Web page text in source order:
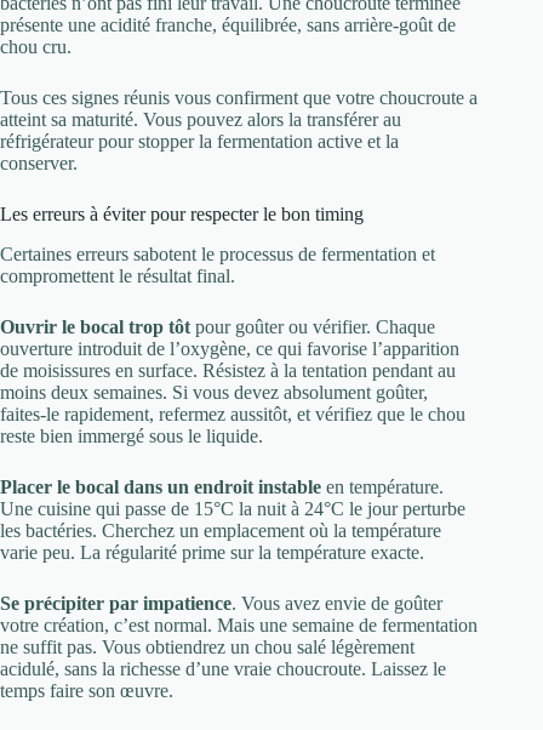
présente une acidité franche, équilibrée, sans arrière-goût de
chou cru.
Tous ces signes réunis vous confirment que votre choucroute a
atteint sa maturité. Vous pouvez alors la transférer au
réfrigérateur pour stopper la fermentation active et la
conserver.
Les erreurs à éviter pour respecter le bon timing
Certaines erreurs sabotent le processus de fermentation et
compromettent le résultat final.
Ouvrir le bocal trop tôt pour goûter ou vérifier. Chaque
ouverture introduit de l’oxygène, ce qui favorise l’apparition
de moisissures en surface. Résistez à la tentation pendant au
moins deux semaines. Si vous devez absolument goûter,
faites-le rapidement, refermez aussitôt, et vérifiez que le chou
reste bien immergé sous le liquide.
Placer le bocal dans un endroit instable en température.
Une cuisine qui passe de 15°C la nuit à 24°C le jour perturbe
les bactéries. Cherchez un emplacement où la température
varie peu. La régularité prime sur la température exacte.
Se précipiter par impatience. Vous avez envie de goûter
votre création, c’est normal. Mais une semaine de fermentation
ne suffit pas. Vous obtiendrez un chou salé légèrement
acidulé, sans la richesse d’une vraie choucroute. Laissez le
temps faire son œuvre.